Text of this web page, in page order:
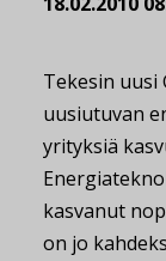
Tekesin uusi
uusiutuvan
yrityksiä
kasvanut
on jo